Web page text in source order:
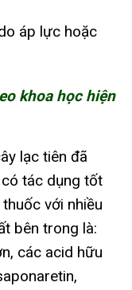
áp lực hoặc
khoa học hiện
lạc tiên đã
tác dụng tốt
với nhiều
bên trong là:
các acid hữu